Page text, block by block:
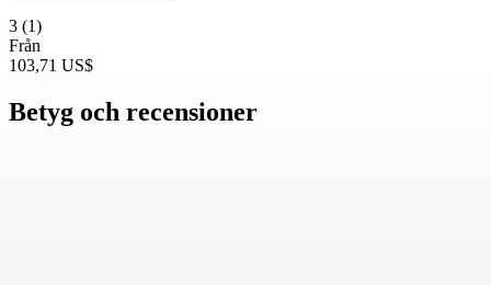
3 (1)
Från
103,71 US$
Betyg och recensioner